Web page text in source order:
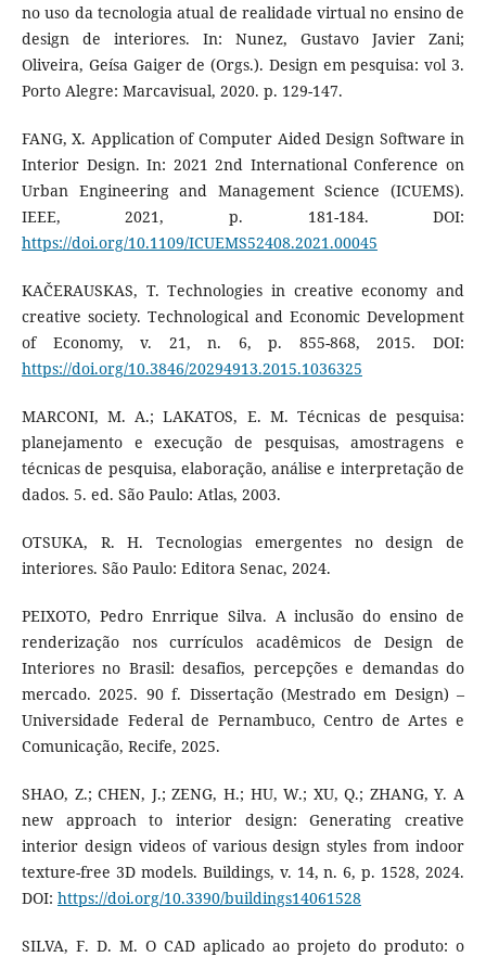
no uso da tecnologia atual de realidade virtual no ensino de
design de interiores. In: Nunez, Gustavo Javier Zani;
Oliveira, Geísa Gaiger de (Orgs.). Design em pesquisa: vol 3.
Porto Alegre: Marcavisual, 2020. p. 129-147.
FANG, X. Application of Computer Aided Design Software in
Interior Design. In: 2021 2nd International Conference on
Urban Engineering and Management Science (ICUEMS).
IEEE, 2021, p. 181-184. DOI:
https://doi.org/10.1109/ICUEMS52408.2021.00045
KAČERAUSKAS, T. Technologies in creative economy and
creative society. Technological and Economic Development
of Economy, v. 21, n. 6, p. 855-868, 2015. DOI:
https://doi.org/10.3846/20294913.2015.1036325
MARCONI, M. A.; LAKATOS, E. M. Técnicas de pesquisa:
planejamento e execução de pesquisas, amostragens e
técnicas de pesquisa, elaboração, análise e interpretação de
dados. 5. ed. São Paulo: Atlas, 2003.
OTSUKA, R. H. Tecnologias emergentes no design de
interiores. São Paulo: Editora Senac, 2024.
PEIXOTO, Pedro Enrrique Silva. A inclusão do ensino de
renderização nos currículos acadêmicos de Design de
Interiores no Brasil: desafios, percepções e demandas do
mercado. 2025. 90 f. Dissertação (Mestrado em Design) –
Universidade Federal de Pernambuco, Centro de Artes e
Comunicação, Recife, 2025.
SHAO, Z.; CHEN, J.; ZENG, H.; HU, W.; XU, Q.; ZHANG, Y. A
new approach to interior design: Generating creative
interior design videos of various design styles from indoor
texture-free 3D models. Buildings, v. 14, n. 6, p. 1528, 2024.
DOI: https://doi.org/10.3390/buildings14061528
SILVA, F. D. M. O CAD aplicado ao projeto do produto: o